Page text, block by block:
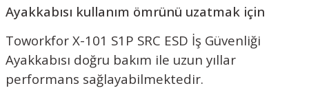
Ayakkabısı kullanım ömrünü uzatmak için
Toworkfor X-101 S1P SRC ESD İş Güvenliği
Ayakkabısı doğru bakım ile uzun yıllar
performans sağlayabilmektedir.